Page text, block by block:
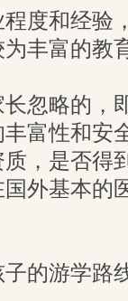
和经验
丰富的教
略的，
富性和安
，是否得
外基本的
的游学路